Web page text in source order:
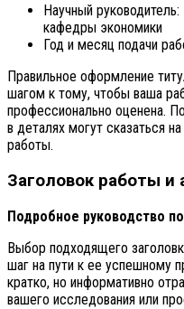
Научный
кафедры экономики
Год и месяц подачи
Правильное оформление
шагом к тому, чтобы ваша
профессионально оценена.
в деталях могут сказаться
работы.
Заголовок работы и
Подробное руководство
Выбор подходящего
шаг на пути к ее успешному
кратко, но информативно
вашего исследования или